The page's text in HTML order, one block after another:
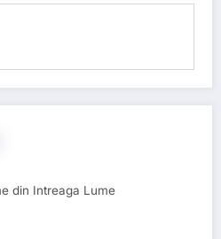
din Intreaga Lume